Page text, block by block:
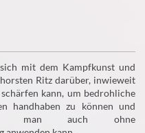
mit dem Kampfkunst und
Ritz darüber, inwieweit
kann, um bedrohliche
handhaben zu können und
man auch ohne